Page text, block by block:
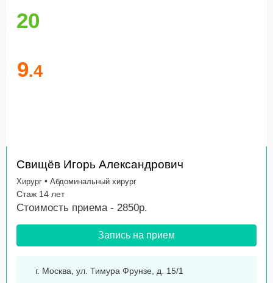
20
9.4
Свищёв Игорь Александрович
Хирург • Абдоминальный хирург
Стаж 14 лет
Стоимость приема - 2850р.
Запись на прием
г. Москва, ул. Тимура Фрунзе, д. 15/1